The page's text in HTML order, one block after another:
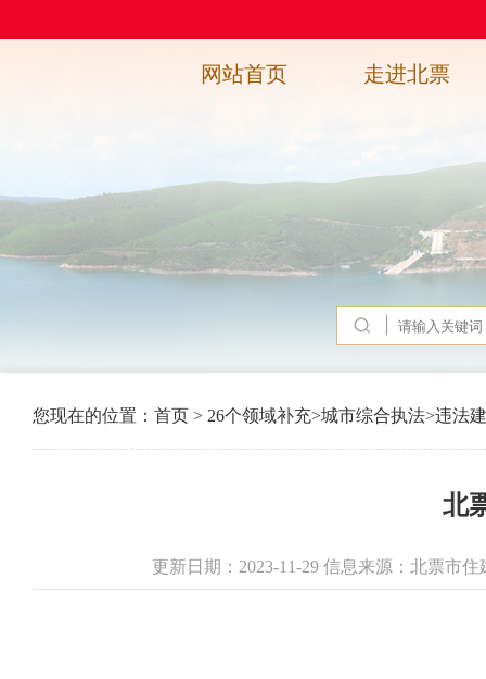
网站首页 走进北票
您现在的位置： 首页 > 26个领域补充>城市综合执法>违法
北
更新日期：2023-11-29 信息来源：北票市